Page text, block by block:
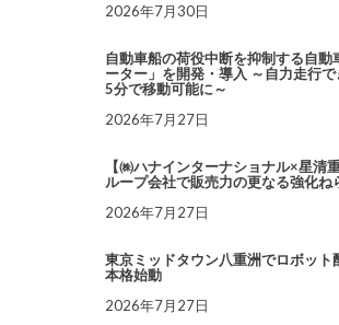
2026年7月30日
自動車船の荷役中断を抑制する自動
ーター」を開発・導入 ～自力走行
5分で移動可能に～
2026年7月27日
【㈱ハナインターナショナル×星清
ループ会社で販売力の更なる強化ね
2026年7月27日
東京ミッドタウン八重洲でロボット
本格始動
2026年7月27日